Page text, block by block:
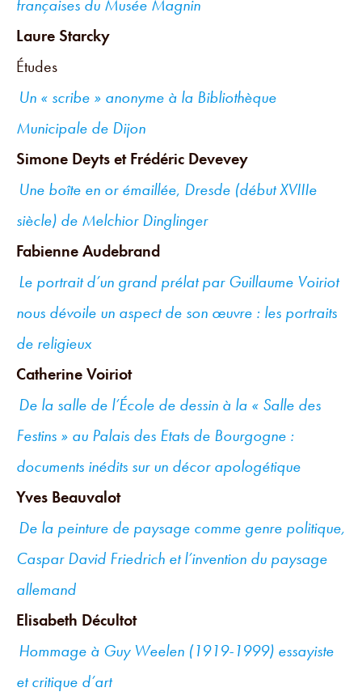
françaises du Musée Magnin
Laure Starcky
Études
Un « scribe » anonyme à la Bibliothèque
Municipale de Dijon
Simone Deyts et Frédéric Devevey
Une boîte en or émaillée, Dresde (début XVIIIe
siècle) de Melchior Dinglinger
Fabienne Audebrand
Le portrait d’un grand prélat par Guillaume Voiriot
nous dévoile un aspect de son œuvre : les portraits
de religieux
Catherine Voiriot
De la salle de l’École de dessin à la « Salle des
Festins » au Palais des Etats de Bourgogne :
documents inédits sur un décor apologétique
Yves Beauvalot
De la peinture de paysage comme genre politique,
Caspar David Friedrich et l’invention du paysage
allemand
Elisabeth Décultot
Hommage à Guy Weelen (1919-1999) essayiste
et critique d’art